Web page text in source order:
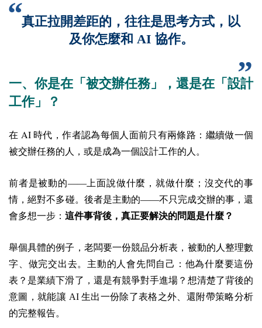
真正拉開差距的，往往是思考方式，以
及你怎麼和 AI 協作。
一、你是在「被交辦任務」，還是在「設計
工作」？
在 AI時代，作者認為每個人面前只有兩條路：繼續做一個
被交辦任務的人，或是成為一個設計工作的人。
前者是被動的——上面說做什麼，就做什麼；沒交代的事
情，絕對不多碰。後者是主動的——不只完成交辦的事，還
會多想一步： 這件事背後，真正要解決的問題是什麼？
舉個具體的例子，老闆要一份競品分析表，被動的人整理數
字、做完交出去。主動的人會先問自己：他為什麼要這份
表？是業績下滑了，還是有競爭對手進場？想清楚了背後的
意圖，就能讓 AI 生出一份除了表格之外、還附帶策略分析
的完整報告。